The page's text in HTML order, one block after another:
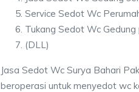
Service Sedot Wc
Tukang Sedot Wc
(DLL)
Jasa Sedot Wc Surya Bahari
beroperasi untuk menyedot wc